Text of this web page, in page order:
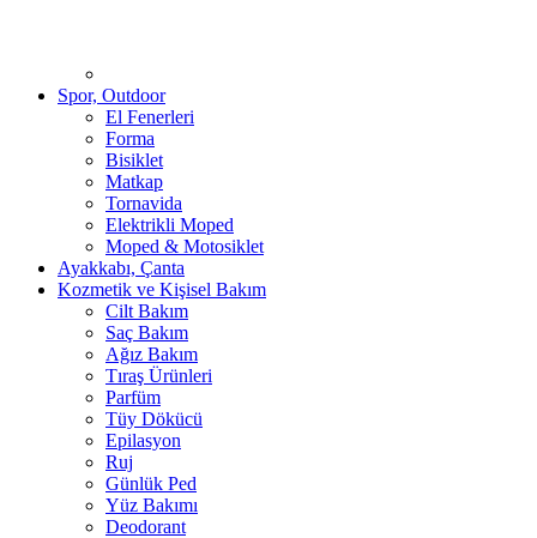
Spor, Outdoor
El Fenerleri
Forma
Bisiklet
Matkap
Tornavida
Elektrikli Moped
Moped & Motosiklet
Ayakkabı, Çanta
Kozmetik ve Kişisel Bakım
Cilt Bakım
Saç Bakım
Ağız Bakım
Tıraş Ürünleri
Parfüm
Tüy Dökücü
Epilasyon
Ruj
Günlük Ped
Yüz Bakımı
Deodorant